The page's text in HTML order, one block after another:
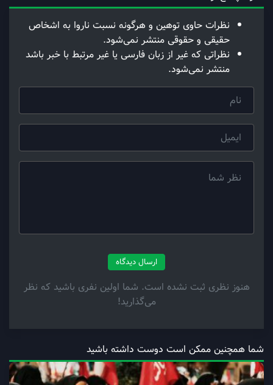
نظرات حاوی توهین و هرگونه نسبت ناروا به اشخاص
حقیقی و حقوقی منتشر نمی‌شود.
نظراتی که غیر از زبان فارسی یا غیر مرتبط با خبر باشد
منتشر نمی‌شود.
ارسال دیدگاه
هنوز نظری ثبت نشده است. شما اولین نفری باشید که نظر
می‌گذارید!
شما همچنین ممکن است دوست داشته باشید